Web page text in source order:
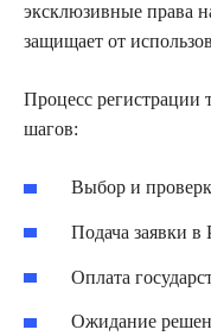
эксклюзивные права
защищает от
Процесс регистрации
шагов:
Выбор и
Подача заявки в
Оплата
Ожидание